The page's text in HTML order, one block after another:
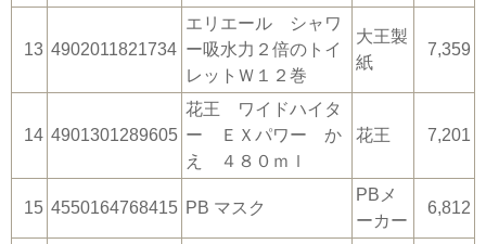
13 4902011821734
エリエール シャワ
ー吸水力２倍のトイ
レットＷ１２巻
大王製
紙
7,359
14 4901301289605
花王 ワイドハイタ
ー ＥＸパワー か
え ４８０ｍｌ
花王 7,201
15 4550164768415 PB マスク
PBメ
ーカー
6,812